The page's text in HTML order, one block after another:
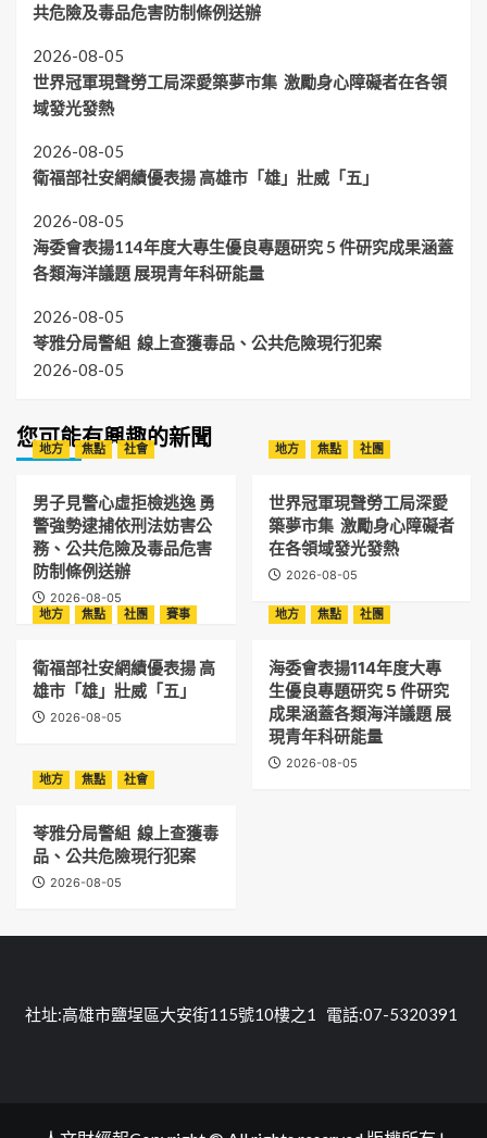
共危險及毒品危害防制條例送辦
2026-08-05
世界冠軍現聲勞工局深愛築夢市集 激勵身心障礙者在各領
域發光發熱
2026-08-05
衛福部社安網績優表揚 高雄市「雄」壯威「五」
2026-08-05
海委會表揚114年度大專生優良專題研究 5 件研究成果涵蓋
各類海洋議題 展現青年科研能量
2026-08-05
苓雅分局警組 線上查獲毒品、公共危險現行犯案
2026-08-05
您可能有興趣的新聞
地方 焦點 社會
男子見警心虛拒檢逃逸 勇
警強勢逮捕依刑法妨害公
務、公共危險及毒品危害
防制條例送辦
2026-08-05
地方 焦點 社團
世界冠軍現聲勞工局深愛
築夢市集 激勵身心障礙者
在各領域發光發熱
2026-08-05
地方 焦點 社團 賽事
衛福部社安網績優表揚 高
雄市「雄」壯威「五」
2026-08-05
地方 焦點 社團
海委會表揚114年度大專
生優良專題研究 5 件研究
成果涵蓋各類海洋議題 展
現青年科研能量
2026-08-05
地方
焦點 社會
苓雅分局警組 線上查獲毒
品、公共危險現行犯案
2026-08-05
社址:高雄市鹽埕區大安街115號10樓之1 電話:07-5320391